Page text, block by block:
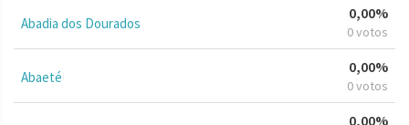
Abadia dos Dourados
0,00%
0 votos
Abaeté
0,00%
0 votos
0,00%